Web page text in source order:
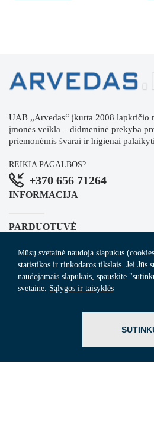
UAB „Arvedas“ įkurta 2008 lapkričio
įmonės veikla – didmeninė prekyba
priemonėmis švarai ir higienai
REIKIA PAGALBOS?
+370 656 71264
INFORMACIJA
PARDUOTUVĖ
REGISTRUOKITĖS
Mūsų svetainė naudoja slapukus
statistikos ir rinkodaros tikslais. Jei Jūs
naudojamais slapukais, spauskite
svetaine. Sąlygos ir taisyklės